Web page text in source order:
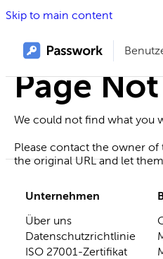
Skip to main content
Page
We could not find what you
Please contact the owner
the original URL and let
Unternehmen
Über uns
Datenschutzrichtlinie
ISO 27001-Zertifikat